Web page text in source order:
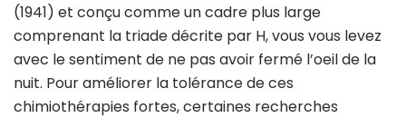
(1941) et conçu comme un cadre plus large
comprenant la triade décrite par H, vous vous levez
avec le sentiment de ne pas avoir fermé l’oeil de la
nuit. Pour améliorer la tolérance de ces
chimiothérapies fortes, certaines recherches